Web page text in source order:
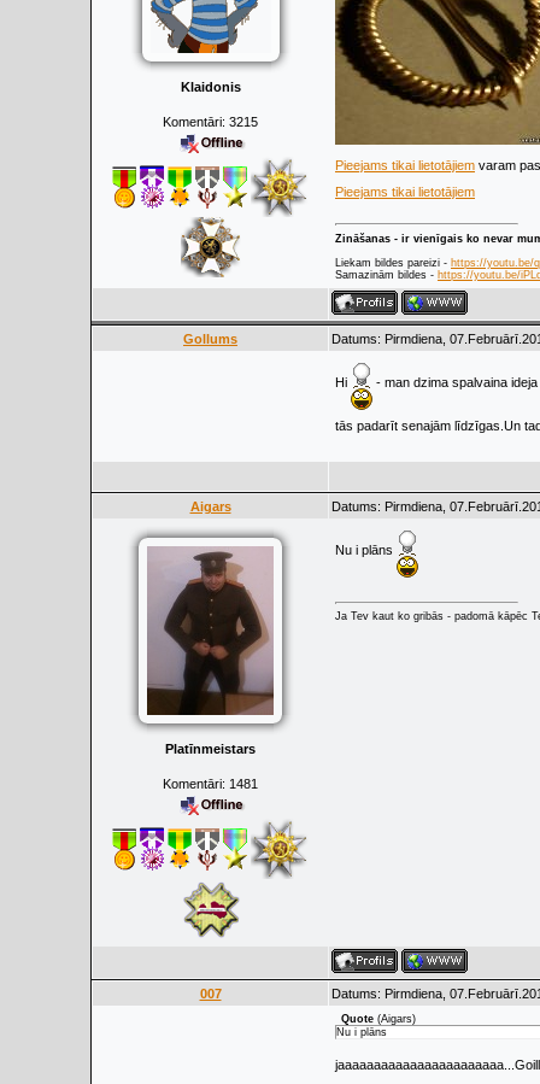
Klaidonis
Komentāri: 3215
Pieejams tikai lietotājiem varam
Pieejams tikai lietotājiem
Zināšanas - ir vienīgais ko nevar
Liekam bildes pareizi - https://youtu.be/
Samazinām bildes - https://youtu.be/
Gollums Datums: Pirmdiena,
Hi - man dzima spalvaina
tās padarīt senajām līdzīgas.Un
Aigars Datums: Pirmdiena,
Platīnmeistars
Komentāri: 1481
Nu i plāns
Ja Tev kaut ko gribās - padomā kāpēc
007 Datums: Pirmdiena,
Quote (Aigars)
Nu i plāns